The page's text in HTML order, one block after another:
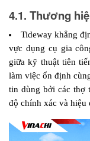
4.1. Thương
Tideway khẳng
vực dụng cụ gia
giữa kỹ thuật tiên
làm việc ổn định
tin dùng bởi các thợ
độ chính xác và hiệu